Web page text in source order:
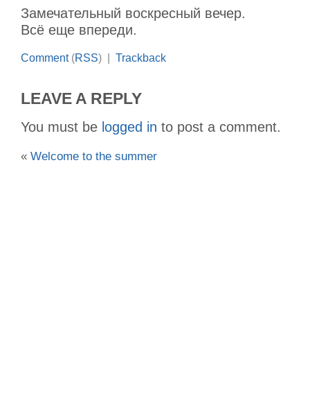
Замечательный воскресный вечер.
Всё еще впереди.
Comment(RSS) | Trackback
LEAVE A REPLY
You must be logged in to post a comment.
« Welcome to the summer